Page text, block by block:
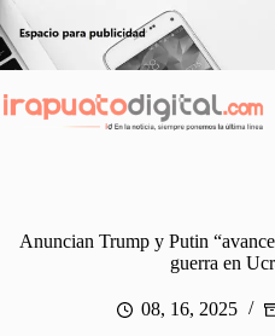
al
contenido
Anuncian Trump y Putin
guerra en
08, 16, 2025